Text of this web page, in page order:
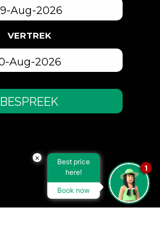
VERTREK
BESPREEK
×
Best price
here!
Book now
1